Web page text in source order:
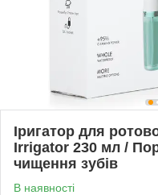
Іригатор для
Irrigator 230 мл /
чищення зубів
В наявності